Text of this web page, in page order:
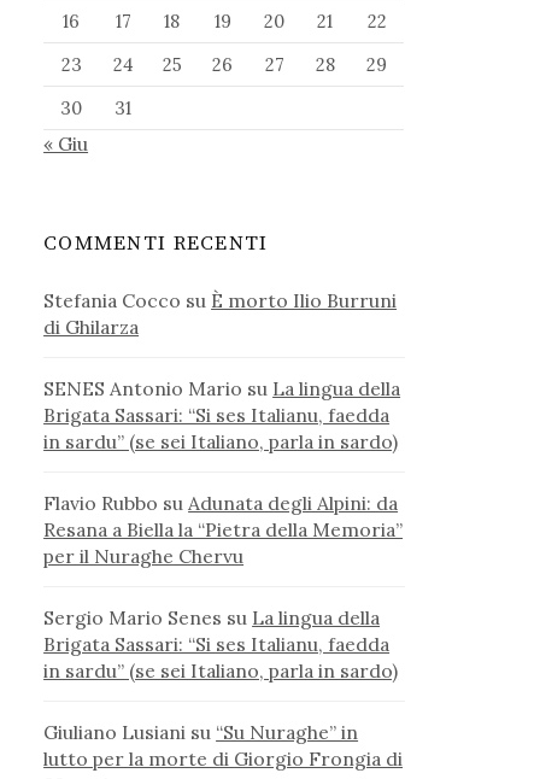
16
17 18 19 20 21
22
23
24 25 26 27 28
29
30
31
« Giu
COMMENTI RECENTI
Stefania Cocco su È morto Ilio Burruni
di Ghilarza
SENES Antonio Mario su La lingua della
Brigata Sassari: “Si ses Italianu, faedda
in sardu” (se sei Italiano, parla in sardo)
Flavio Rubbo su Adunata degli Alpini: da
Resana a Biella la “Pietra della Memoria”
per il Nuraghe Chervu
Sergio Mario Senes su La lingua della
Brigata Sassari: “Si ses Italianu, faedda
in sardu” (se sei Italiano, parla in sardo)
Giuliano Lusiani su “Su Nuraghe” in
lutto per la morte di Giorgio Frongia di